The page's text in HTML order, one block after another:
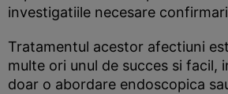
investigatiile necesare
Tratamentul acestor afectiuni
multe ori unul de succes si facil,
doar o abordare endoscopica